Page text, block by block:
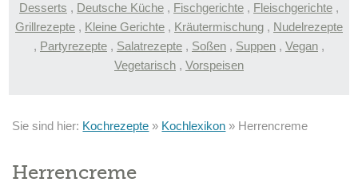
Desserts , Deutsche Küche , Fischgerichte , Fleischgerichte ,
Grillrezepte , Kleine Gerichte , Kräutermischung , Nudelrezepte
, Partyrezepte , Salatrezepte , Soßen , Suppen , Vegan ,
Vegetarisch , Vorspeisen
Sie sind hier: Kochrezepte » Kochlexikon » Herrencreme
Herrencreme